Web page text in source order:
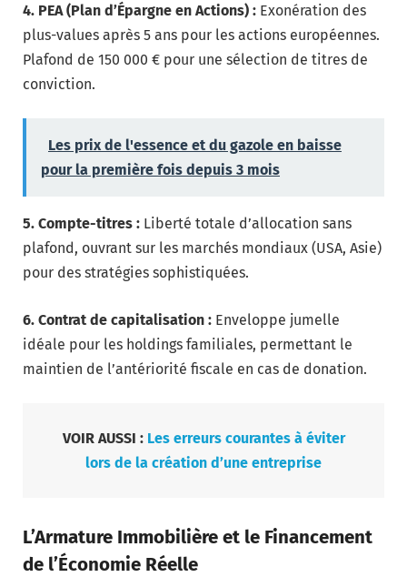
4. PEA (Plan d’Épargne en Actions) : Exonération des
plus-values après 5 ans pour les actions européennes.
Plafond de 150 000 € pour une sélection de titres de
conviction.
Les prix de l'essence et du gazole en baisse
pour la première fois depuis 3 mois
5. Compte-titres : Liberté totale d’allocation sans
plafond, ouvrant sur les marchés mondiaux (USA, Asie)
pour des stratégies sophistiquées.
6. Contrat de capitalisation : Enveloppe jumelle
idéale pour les holdings familiales, permettant le
maintien de l’antériorité fiscale en cas de donation.
VOIR AUSSI : Les erreurs courantes à éviter
lors de la création d’une entreprise
L’Armature Immobilière et le Financement
de l’Économie Réelle